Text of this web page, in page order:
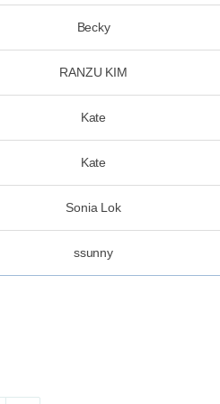
Becky
RANZU KIM
Kate
Kate
Sonia Lok
ssunny